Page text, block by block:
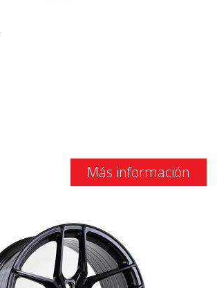
Más información